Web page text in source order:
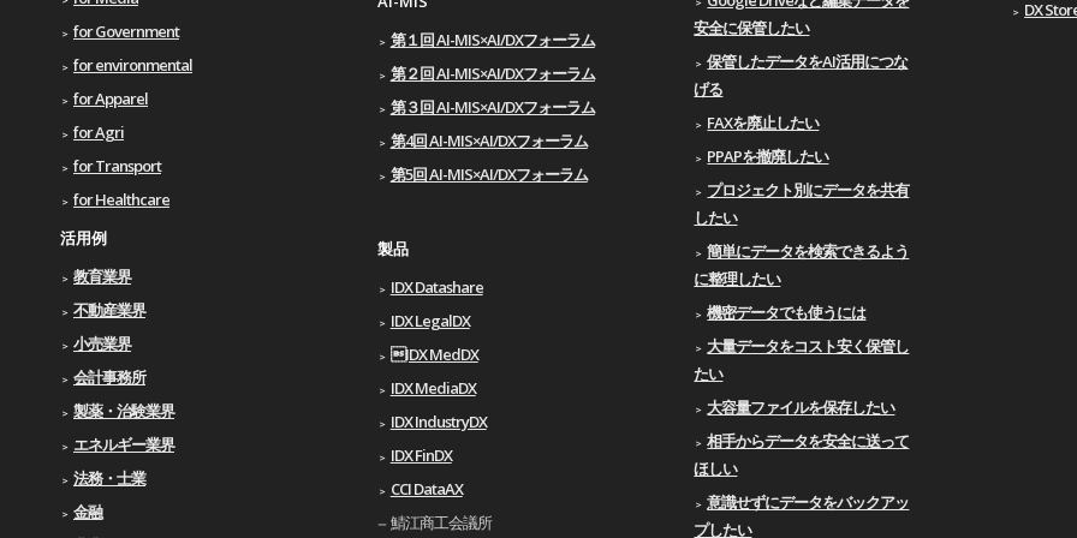
for Government
for environmental
for Apparel
for Agri
for Transport
for Healthcare
活用例
教育業界
不動産業界
小売業界
会計事務所
製薬・治験業界
エネルギー業界
法務・士業
金融
第１回 AI-MIS×AI/DXフォーラム
第２回 AI-MIS×AI/DXフォーラム
第３回 AI-MIS×AI/DXフォーラム
第4回 AI-MIS×AI/DXフォーラム
第5回 AI-MIS×AI/DXフォーラム
製品
IDX Datashare
IDX LegalDX
IDX MedDX
IDX MediaDX
IDX IndustryDX
IDX FinDX
CCI DataAX
鯖江商工会議所
安全に保管したい
保管したデータをAI活用につな
げる
FAXを廃止したい
PPAPを撤廃したい
プロジェクト別にデータを共有
したい
簡単にデータを検索できるよう
に整理したい
機密データでも使うには
大量データをコスト安く保管し
たい
大容量ファイルを保存したい
相手からデータを安全に送って
ほしい
意識せずにデータをバックアッ
プしたい
DX